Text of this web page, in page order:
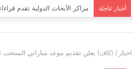
أخبار عاجلة عشر حكومات وأحد عشر تشكيلاً وزارياً
اخبار / (كاف) يعلن تقديم موعد مباراتي